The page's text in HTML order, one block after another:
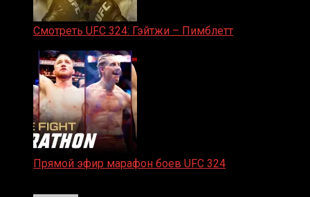
Смотреть UFC 324: Гэйтжи – Пимблетт
Прямой эфир марафон боев UFC 324